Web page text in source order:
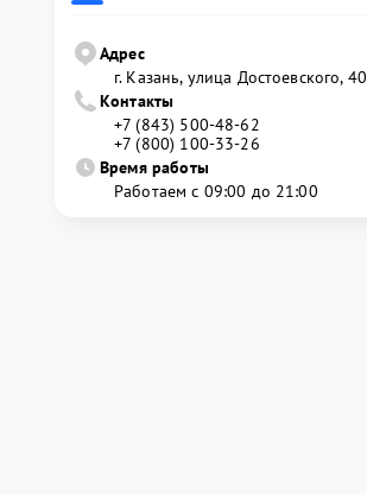
Адрес
г. Казань, улица Достоевского, 40
Контакты
+7 (843) 500-48-62
+7 (800) 100-33-26
Время работы
Работаем с 09:00 до 21:00